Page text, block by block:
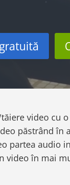
video cu
păstrând în
partea audio
video în mai